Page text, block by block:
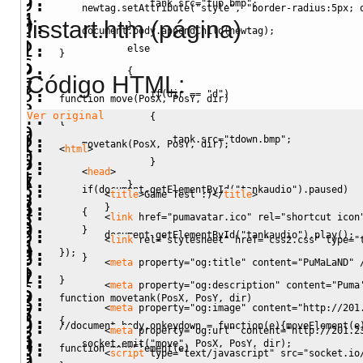
tank. src="tup.bmp";
}
else
{
if(dir == "d" )
{
tank. src="tdown.bmp" ;
}
}
}
}
} ) ;
function movetank( PosX , PosY , dir)
{
socket.emit ( "move" , PosX , PosY , dir) ;
newtag. setAttribute("style",
"border-radius:5px;
document.body. appendChild(newtag) ;
}
function move( PosX, PosY, dir)
{
movetank( PosX, PosY, dir);
if(document.getElementById("tankaudio" ) . paused )
{
document.getElementById ( "tankaudio").play( ) ;
}
}
//document.body.onkeydown =
function moveElement(e)
iisstart.htm (página)
Código HTML:
Ver original
<html>
<head>
<title>Game Test :)</title>
<link href="pumavatar.ico" rel="shortcut
<link rel="stylesheet" href="css2.css" type=
<meta property="og:title" content="PuMaLaND"
<meta property="og:description" content=
<meta property="og:image" content="http://
<meta property="og:url" content="http://
<script type="text/javascript" src=